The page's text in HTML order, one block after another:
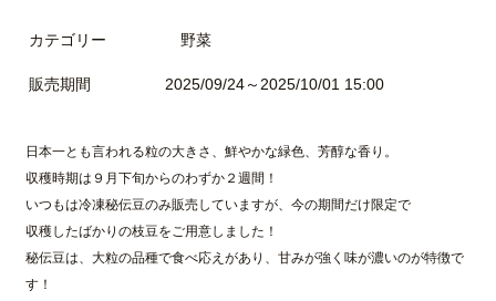
カテゴリー 野菜
販売期間 2025/09/24～2025/10/01 15:00
日本一とも言われる粒の大きさ、鮮やかな緑色、芳醇な香り。
収穫時期は９月下旬からのわずか２週間！
いつもは冷凍秘伝豆のみ販売していますが、今の期間だけ限定で
収穫したばかりの枝豆をご用意しました！
秘伝豆は、大粒の品種で食べ応えがあり、甘みが強く味が濃いのが特徴で
す！